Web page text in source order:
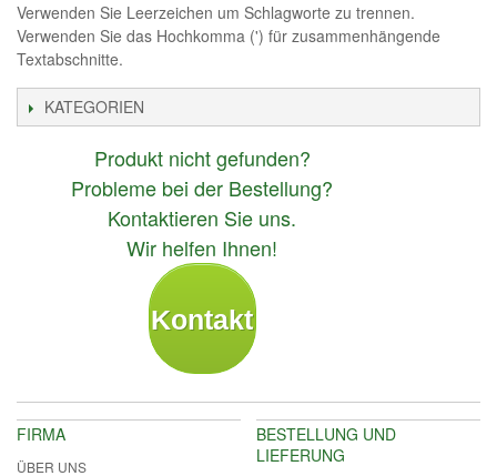
Verwenden Sie Leerzeichen um Schlagworte zu trennen.
Verwenden Sie das Hochkomma (') für zusammenhängende
Textabschnitte.
KATEGORIEN
Produkt nicht gefunden?
Probleme bei der Bestellung?
Kontaktieren Sie uns.
Wir helfen Ihnen!
Kontakt
FIRMA
ÜBER UNS
BESTELLUNG UND
LIEFERUNG